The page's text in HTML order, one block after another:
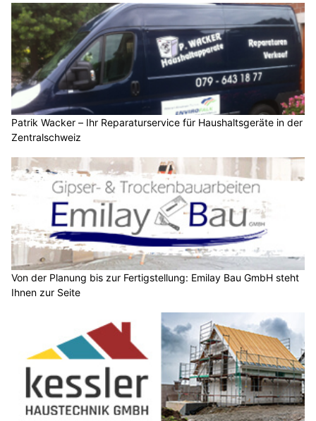
Patrik Wacker – Ihr Reparaturservice für Haushaltsgeräte in der
Zentralschweiz
Von der Planung bis zur Fertigstellung: Emilay Bau GmbH steht
Ihnen zur Seite